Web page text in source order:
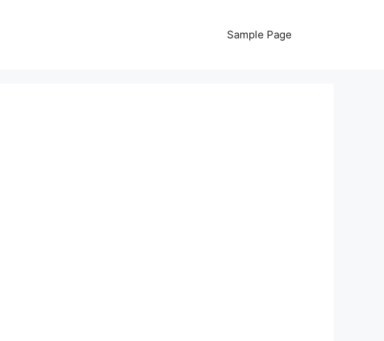
Sample Page